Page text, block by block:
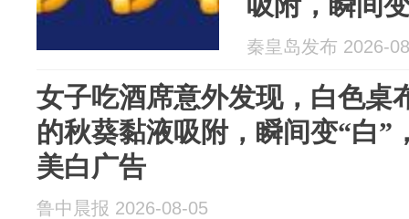
秦皇岛发布 2026-
女子吃酒席意外发现，白色桌
的秋葵黏液吸附，瞬间变“白”
美白广告
鲁中晨报 2026-08-05